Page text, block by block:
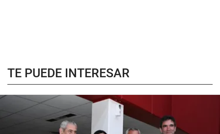
TE PUEDE INTERESAR